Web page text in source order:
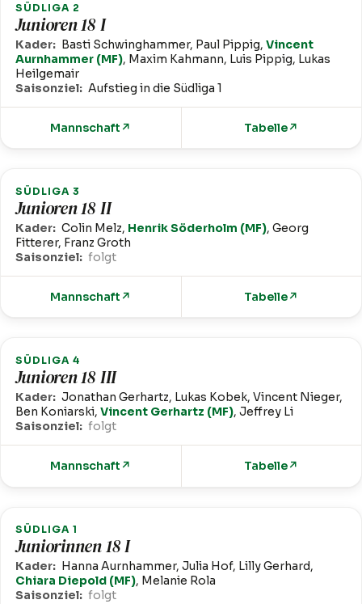
SÜDLIGA 2
Junioren 18 I
Kader: Basti Schwinghammer, Paul Pippig,Vincent
Aurnhammer (MF), Maxim Kahmann, Luis Pippig, Lukas
Heilgemair
Saisonziel: Aufstieg in die Südliga 1
Mannschaft ↗ Tabelle↗
SÜDLIGA 3
Junioren 18 II
Kader: Colin Melz, Henrik Söderholm (MF), Georg
Fitterer, Franz Groth
Saisonziel: folgt
Mannschaft ↗ Tabelle↗
SÜDLIGA 4
Junioren 18 III
Kader: Jonathan Gerhartz, Lukas Kobek, Vincent Nieger,
Ben Koniarski,Vincent Gerhartz (MF), Jeffrey Li
Saisonziel: folgt
Mannschaft ↗ Tabelle↗
SÜDLIGA 1
Juniorinnen 18 I
Kader: Hanna Aurnhammer, Julia Hof, Lilly Gerhard,
Chiara Diepold (MF), Melanie Rola
Saisonziel: folgt